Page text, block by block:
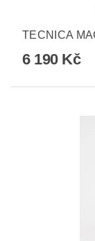
TECNICA
6 190 Kč